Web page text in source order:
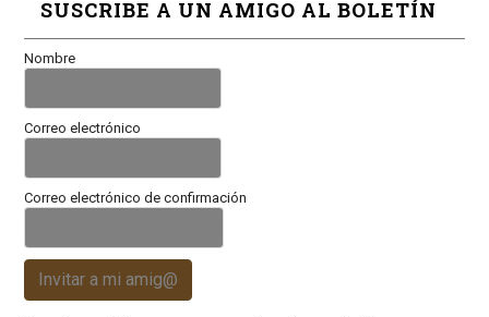
SUSCRIBE A UN AMIGO AL BOLETÍN
Nombre
Correo electrónico
Correo electrónico de confirmación
Invitar a mi amig@